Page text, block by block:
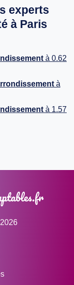
experts
à Paris
à 0.62
à
à 1.57